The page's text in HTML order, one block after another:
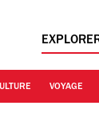
VOYAGE